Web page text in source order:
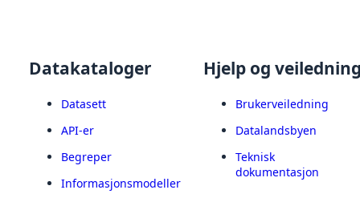
Datakataloger
Datasett
API-er
Begreper
Informasjonsmodeller
Hjelp og
Brukerveiledning
Datalandsbyen
Teknisk
dokumentasjon